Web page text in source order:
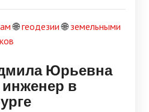
🌐геодезии🌐земельными
Юрьевна
в